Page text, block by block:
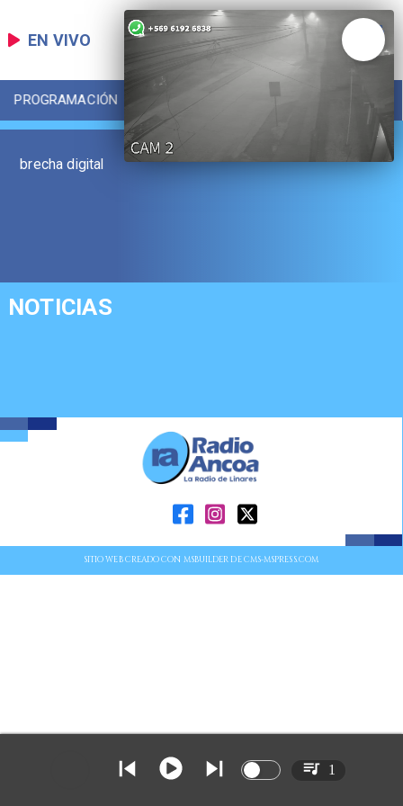
EN VIVO
PROGRAMACIÓN DEPORTES
brecha digital
NOTICIAS
SITIO WEB CREADO CON MSBUILDER DE CMS-MSPRESS.COM
1